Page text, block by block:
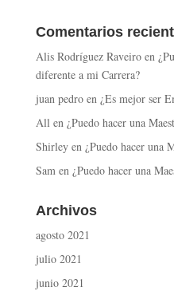
Comentarios
Alis Rodríguez Raveiroen
diferente a mi Carrera?
juan pedroen ¿Es mejor ser
Allen ¿Puedo hacer una
Shirleyen ¿Puedo hacer una
Samen ¿Puedo hacer una
Archivos
agosto 2021
julio 2021
junio 2021